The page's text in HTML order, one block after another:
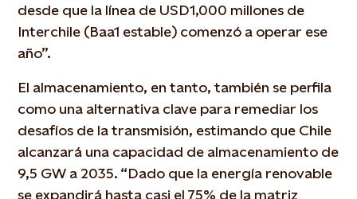
desde que la línea de USD1,000 millones de
Interchile (Baa1 estable) comenzó a operar ese
año”.
El almacenamiento, en tanto, también se perfila
como una alternativa clave para remediar los
desafíos de la transmisión, estimando que Chile
alcanzará una capacidad de almacenamiento de
9,5 GW a 2035. “Dado que la energía renovable
se expandirá hasta casi el 75% de la matriz